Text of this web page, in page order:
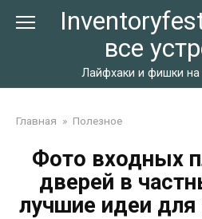
все
Лайфхаки и фишки
Главная » Полезное
Фото входных
дверей в
лучшие идеи